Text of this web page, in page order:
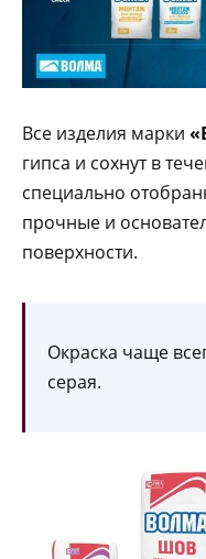
Все изделия марки
гипса и сохнут в
специально
прочные и
поверхности.
Окраска чаще
серая.